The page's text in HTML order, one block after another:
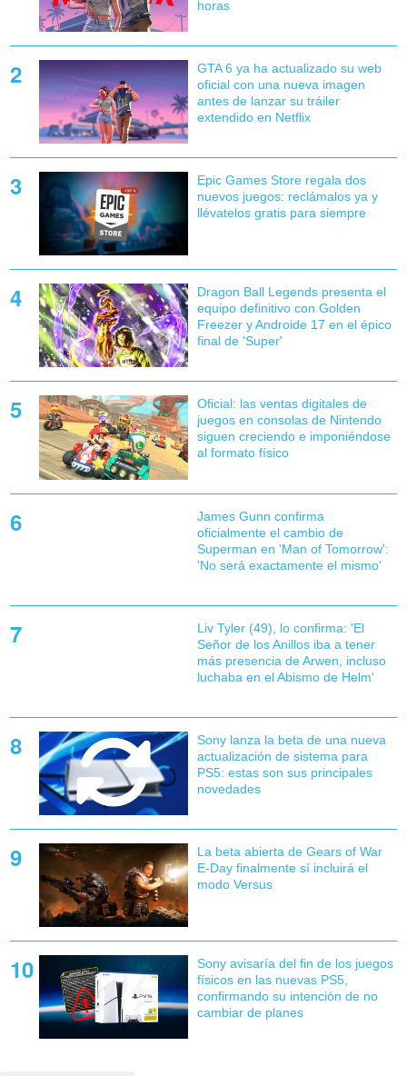
horas
GTA 6 ya ha actualizado su web
oficial con una nueva imagen
antes de lanzar su tráiler
extendido en Netflix
Epic Games Store regala dos
nuevos juegos: reclámalos ya y
llévatelos gratis para siempre
Dragon Ball Legends presenta el
equipo definitivo con Golden
Freezer y Androide 17 en el épico
final de 'Super'
Oficial: las ventas digitales de
juegos en consolas de Nintendo
siguen creciendo e imponiéndose
al formato físico
James Gunn confirma
oficialmente el cambio de
Superman en 'Man of Tomorrow':
'No será exactamente el mismo'
Liv Tyler (49), lo confirma: 'El
Señor de los Anillos iba a tener
más presencia de Arwen, incluso
luchaba en el Abismo de Helm'
Sony lanza la beta de una nueva
actualización de sistema para
PS5: estas son sus principales
novedades
La beta abierta de Gears of War
E-Day finalmente sí incluirá el
modo Versus
Sony avisaría del fin de los juegos
físicos en las nuevas PS5,
confirmando su intención de no
cambiar de planes